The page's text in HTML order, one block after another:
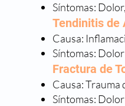
Síntomas:
Tendinitis de
Causa:
Síntomas:
Fractura de
Causa: Trauma
Síntomas: